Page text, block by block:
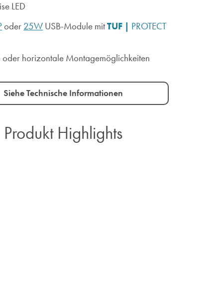
LED
oder 25W USB-Module mitTUF | PROTECT
oder horizontale Montagemöglichkeiten
Siehe Technische Informationen
Produkt Highlights​